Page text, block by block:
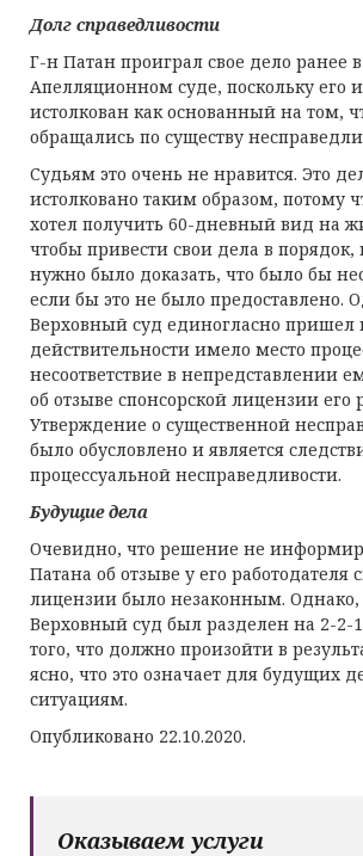
Долг справедливости
Г-н Патан проиграл свое дело ранее в
Апелляционном суде, поскольку его
истолкован как основанный на том,
обращались по существу
Судьям это очень не нравится. Это
истолковано таким образом, потому
хотел получить 60-дневный вид на
чтобы привести свои дела в
нужно было доказать, что было бы
если бы это не было предоставлено.
Верховный суд единогласно пришел
действительности имело место
несоответствие в непредставлении
об отзыве спонсорской лицензии его
Утверждение о существенной
было обусловлено и является
процессуальной несправедливости.
Будущие дела
Очевидно, что решение не
Патана об отзыве у его работодателя
лицензии было незаконным. Однако,
Верховный суд был разделен на 2-2-
того, что должно произойти в
ясно, что это означает для будущих
ситуациям.
Опубликовано 22.10.2020.
Оказываем услуги